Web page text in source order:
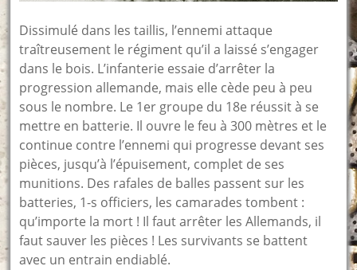
Dissimulé dans les taillis, l’ennemi attaque
traîtreusement le régiment qu’il a laissé s’engager
dans le bois. L’infanterie essaie d’arrêter la
progression allemande, mais elle cède peu à peu
sous le nombre. Le 1er groupe du 18e réussit à se
mettre en batterie. Il ouvre le feu à 300 mètres et le
continue contre l’ennemi qui progresse devant ses
pièces, jusqu’à l’épuisement, complet de ses
munitions. Des rafales de balles passent sur les
batteries, 1-s officiers, les camarades tombent :
qu’importe la mort ! Il faut arrêter les Allemands, il
faut sauver les pièces ! Les survivants se battent
avec un entrain endiablé.